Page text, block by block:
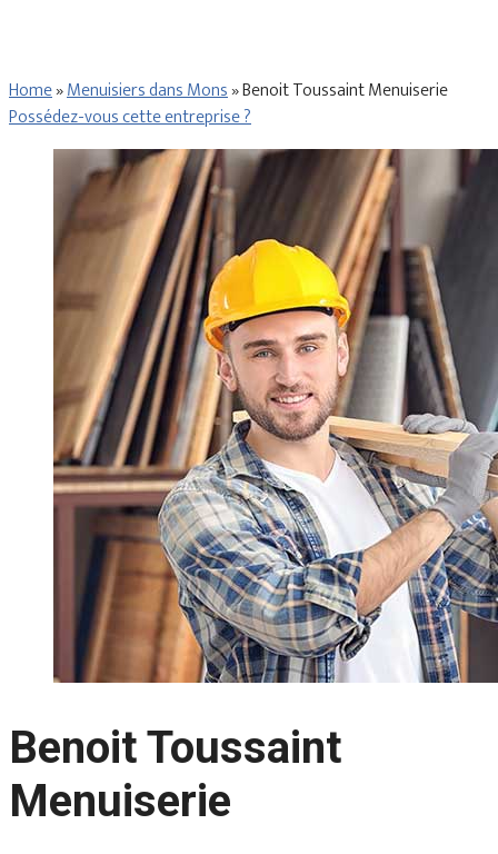
Home»Menuisiers dans Mons»Benoit Toussaint Menuiserie
Possédez-vous cette entreprise ?
Benoit Toussaint
Menuiserie